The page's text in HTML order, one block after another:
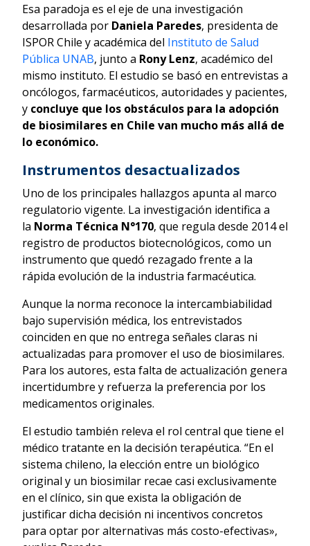
Esa paradoja es el eje de una investigación
desarrollada por Daniela Paredes, presidenta de
ISPOR Chile y académica del Instituto de Salud
Pública UNAB, junto a Rony Lenz, académico del
mismo instituto. El estudio se basó en entrevistas a
oncólogos, farmacéuticos, autoridades y pacientes,
y concluye que los obstáculos para la adopción
de biosimilares en Chile van mucho más allá de
lo económico.
Instrumentos desactualizados
Uno de los principales hallazgos apunta al marco
regulatorio vigente. La investigación identifica a
la Norma Técnica N°170, que regula desde 2014 el
registro de productos biotecnológicos, como un
instrumento que quedó rezagado frente a la
rápida evolución de la industria farmacéutica.
Aunque la norma reconoce la intercambiabilidad
bajo supervisión médica, los entrevistados
coinciden en que no entrega señales claras ni
actualizadas para promover el uso de biosimilares.
Para los autores, esta falta de actualización genera
incertidumbre y refuerza la preferencia por los
medicamentos originales.
El estudio también releva el rol central que tiene el
médico tratante en la decisión terapéutica. “En el
sistema chileno, la elección entre un biológico
original y un biosimilar recae casi exclusivamente
en el clínico, sin que exista la obligación de
justificar dicha decisión ni incentivos concretos
para optar por alternativas más costo-efectivas»,